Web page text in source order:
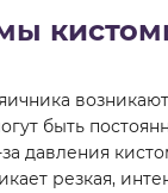
быть
за давления
резкая,